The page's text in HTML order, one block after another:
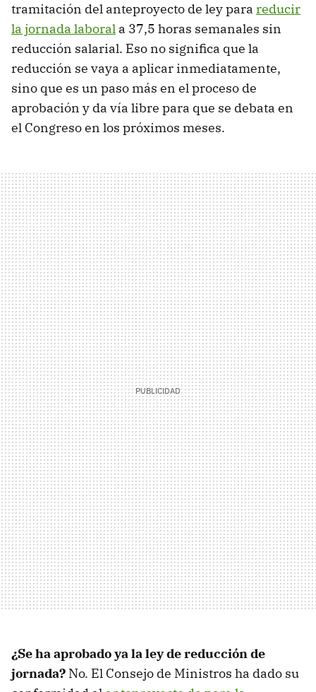
tramitación del anteproyecto de ley para reducir
la jornada laboral a 37,5 horas semanales sin
reducción salarial. Eso no significa que la
reducción se vaya a aplicar inmediatamente,
sino que es un paso más en el proceso de
aprobación y da vía libre para que se debata en
el Congreso en los próximos meses.
¿Se ha aprobado ya la ley de reducción de
jornada? No. El Consejo de Ministros ha dado su